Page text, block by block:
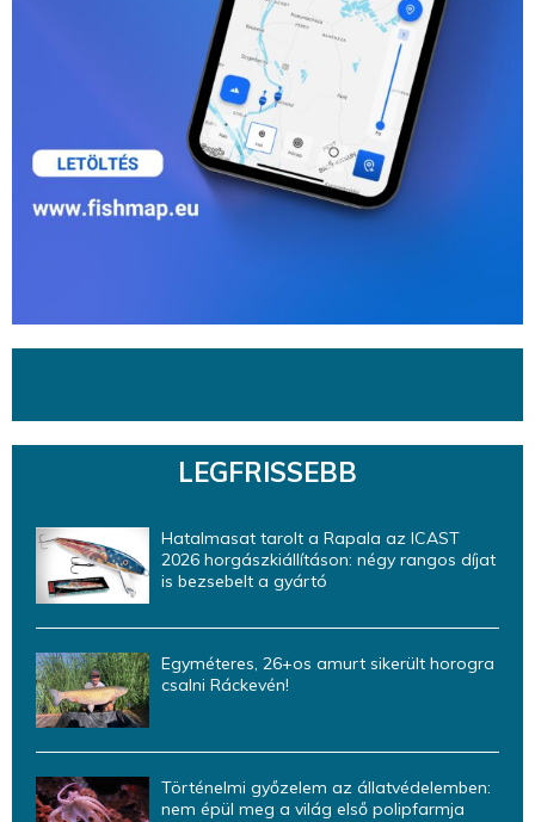
LEGFRISSEBB
Hatalmasat tarolt a Rapala az ICAST
2026 horgászkiállításon: négy rangos díjat
is bezsebelt a gyártó
Egyméteres, 26+os amurt sikerült horogra
csalni Ráckevén!
Történelmi győzelem az állatvédelemben:
nem épül meg a világ első polipfarmja